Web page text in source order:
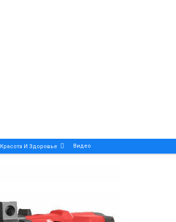
Красота И Здоровье Видео